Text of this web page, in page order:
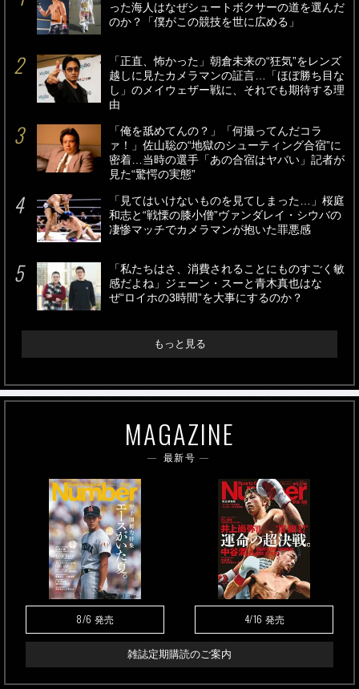
った海人はなぜシュートボクサーの道を選んだ
のか？「僕がこの競技を世に広める」
「正直、怖かった」朝倉未来の“狂気”をレンズ
越しに見たカメラマンの証言…「ほぼ勝ち目な
し」のメイウェザー戦に、それでも期待する理
由
「俺を舐めてんの？」「何撮ってんだコラ
ァ！」佐山聡の“地獄のシューティング合宿”に
密着…当時の選手「あの合宿はヤバい」記者が
見た“驚愕の実態”
「見てはいけないものを見てしまった…」桜庭
和志と“戦慄の膝小僧”ヴァンダレイ・シウバの
凄惨マッチでカメラマンが抱いた罪悪感
「私たちはさ、消費されることにものすごく敏
感だよね」ジェーン・スーと青木真也はな
ぜ“ロイホの3時間”を大事にするのか？
もっと見る
MAGAZINE
最新号
8/6 発売 4/16 発売
雑誌定期購読のご案内